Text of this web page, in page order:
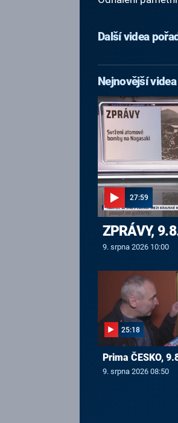
Další videa
Nejnovější videa
27:59
ZPRÁVY,
9. srpna 2026 10:00
25:18
Prima ČESKO,
9. srpna 2026 08:50